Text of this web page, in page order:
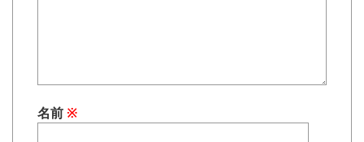
名前 ※